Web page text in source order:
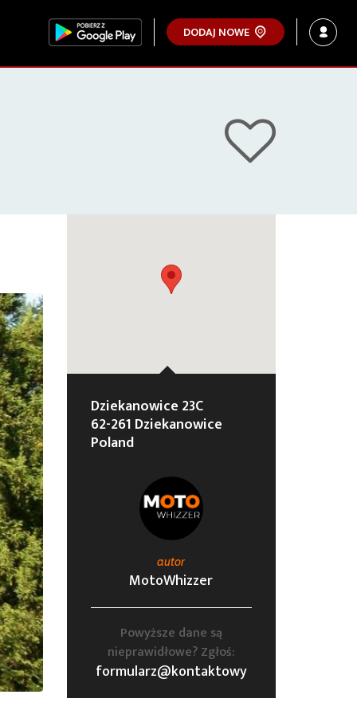
DODAJ NOWE
Dziekanowice 23C
62-261 Dziekanowice
Poland
autor
MotoWhizzer
Powyższe dane są
nieprawidłowe? Zgłoś:
formularz@kontaktowy